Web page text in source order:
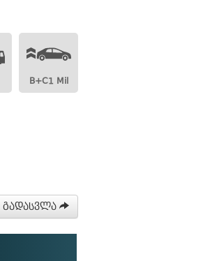
B+C1 Mil
გადასვლა